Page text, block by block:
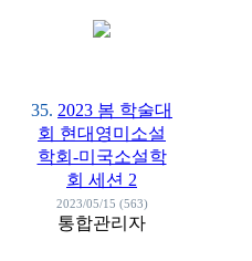
35. 2023 봄 학술대
회 현대영미소설
학회-미국소설학
회 세션 2
2023/05/15 (563)
통합관리자